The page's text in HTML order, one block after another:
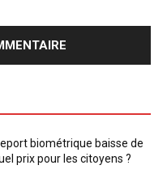
biométrique baisse de
prix pour les citoyens ?